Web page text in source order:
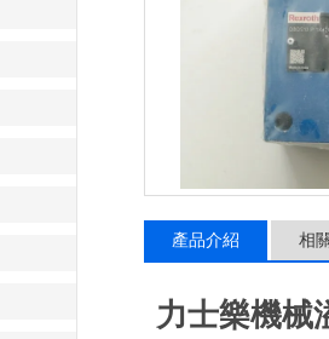
產品介紹 相
力士樂機械